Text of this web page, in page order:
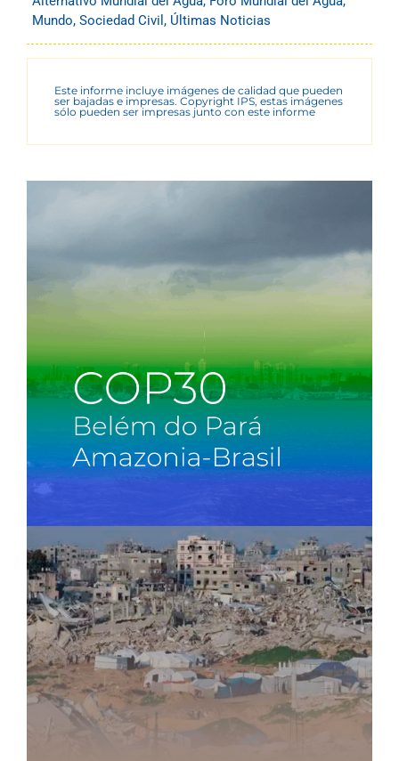
Mundo, Sociedad Civil , Últimas Noticias
Este informe incluye imágenes de calidad que pueden
ser bajadas e impresas. Copyright IPS, estas imágenes
sólo pueden ser impresas junto con este informe